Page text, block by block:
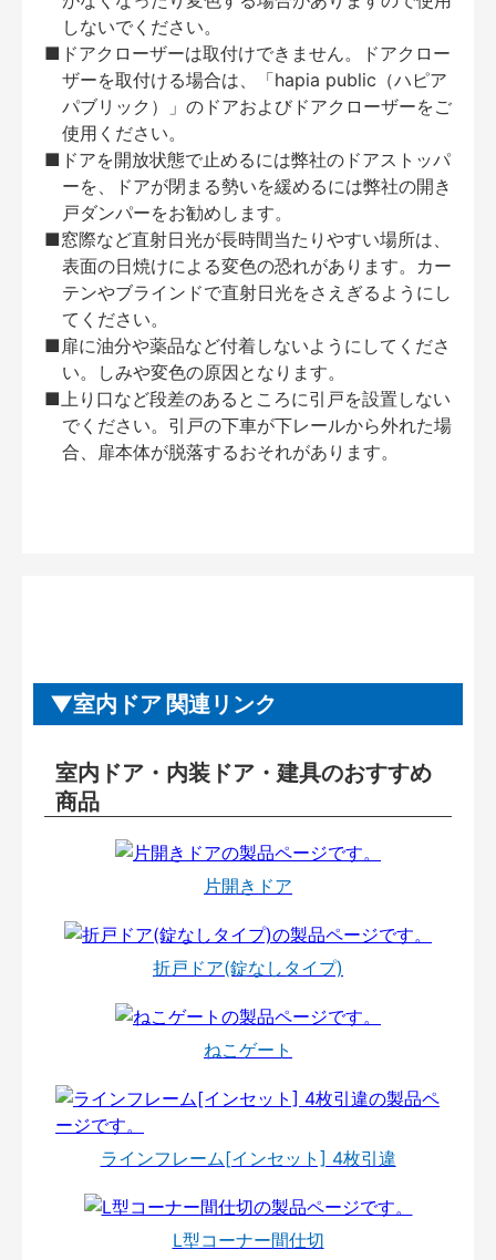
しないでください。
■ドアクローザーは取付けできません。ドアクロー
ザーを取付ける場合は、「hapia public（ハピア
パブリック）」のドアおよびドアクローザーをご
使用ください。
■ドアを開放状態で止めるには弊社のドアストッパ
ーを、ドアが閉まる勢いを緩めるには弊社の開き
戸ダンパーをお勧めします。
■窓際など直射日光が長時間当たりやすい場所は、
表面の日焼けによる変色の恐れがあります。カー
テンやブラインドで直射日光をさえぎるようにし
てください。
■扉に油分や薬品など付着しないようにしてくださ
い。しみや変色の原因となります。
■上り口など段差のあるところに引戸を設置しない
でください。引戸の下車が下レールから外れた場
合、扉本体が脱落するおそれがあります。
室内ドア 関連リンク
室内ドア・内装ドア・建具のおすすめ
商品
片開きドア
折戸ドア(錠なしタイプ)
ねこゲート
ラインフレーム[インセット] 4枚引違
L型コーナー間仕切